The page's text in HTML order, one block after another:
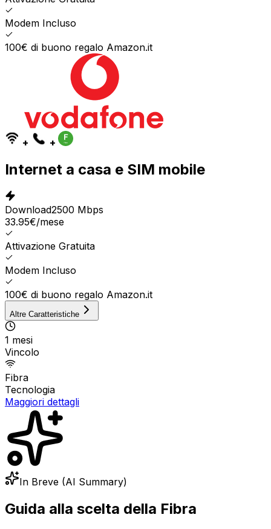
Modem Incluso
100€ di buono regalo Amazon.it
+ +
Internet a casa e SIM mobile
Download2500 Mbps
33.95€/mese
Attivazione Gratuita
Modem Incluso
100€ di buono regalo Amazon.it
Altre Caratteristiche
1 mesi
Vincolo
Fibra
Tecnologia
Maggiori dettagli
In Breve (AI Summary)
Guida alla scelta della Fibra